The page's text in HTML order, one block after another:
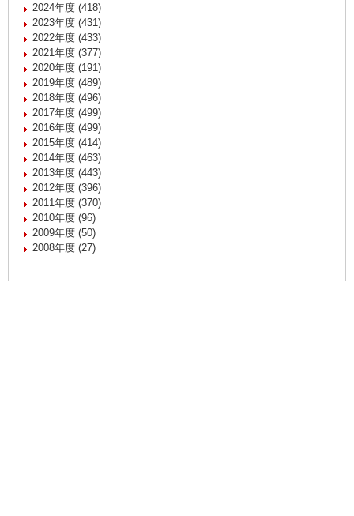
2024年度 (418)
2023年度 (431)
2022年度 (433)
2021年度 (377)
2020年度 (191)
2019年度 (489)
2018年度 (496)
2017年度 (499)
2016年度 (499)
2015年度 (414)
2014年度 (463)
2013年度 (443)
2012年度 (396)
2011年度 (370)
2010年度 (96)
2009年度 (50)
2008年度 (27)